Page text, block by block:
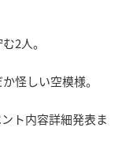
2人。
怪しい空模様。
ト内容詳細発表ま